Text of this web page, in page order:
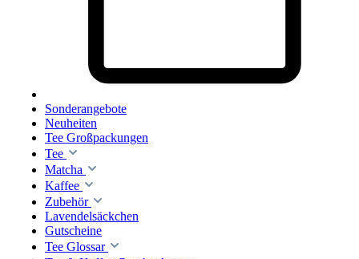
Sonderangebote
Neuheiten
Tee Großpackungen
Tee
Matcha
Kaffee
Zubehör
Lavendelsäckchen
Gutscheine
Tee Glossar